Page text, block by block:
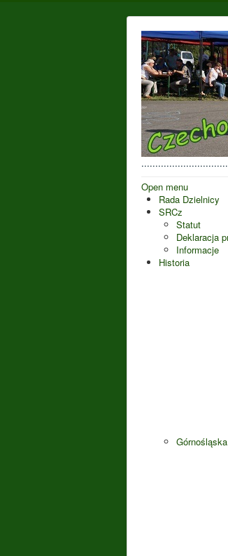
Open menu
Rada Dzielnicy
SRCz
Statut
Deklaracja
Informacje
Historia